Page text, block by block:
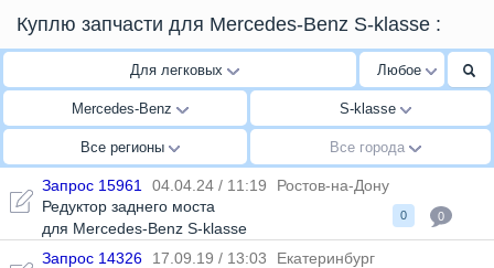
Куплю запчасти для Mercedes-Benz S-klasse :
Для легковых Любое
Mercedes-Benz S-klasse
Все регионы Все города
Запрос 15961 04.04.24 / 11:19
Ростов-на-Дону
Редуктор заднего моста
для Mercedes-Benz S-klasse
0 0
Запрос 14326 17.09.19 / 13:03
Екатеринбург